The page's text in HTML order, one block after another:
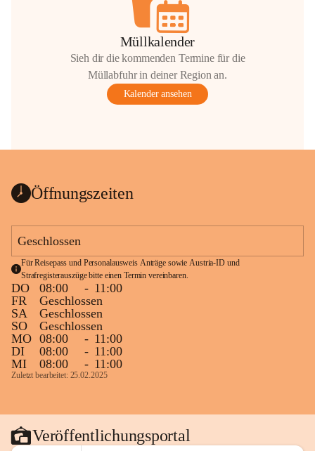
Müllkalender
Sieh dir die kommenden Termine für die
Müllabfuhr in deiner Region an.
Kalender ansehen
Öffnungszeiten
Geschlossen
Für Reisepass und Personalausweis Anträge sowie Austria-ID und
Strafregisterauszüge bitte einen Termin vereinbaren.
DO 08:00 - 11:00
FR
Geschlossen
SA
Geschlossen
SO
Geschlossen
MO 08:00 - 11:00
DI
08:00 - 11:00
MI
08:00 - 11:00
Zuletzt bearbeitet: 25.02.2025
Veröffentlichungsportal